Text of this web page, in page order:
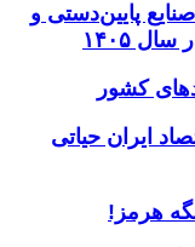
پایین‌دستی و
۱۴۰۵
ایران حیاتی
هرمز!